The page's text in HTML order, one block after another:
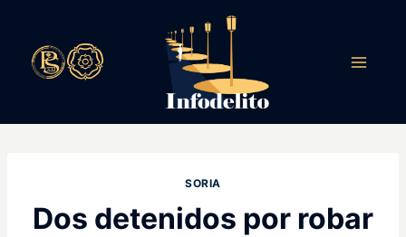
contenido
SORIA
Dos detenidos por robar